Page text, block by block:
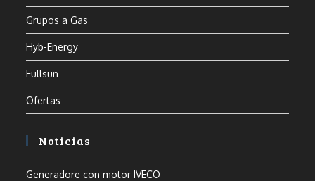
Grupos a Gas
Hyb-Energy
Fullsun
Ofertas
Noticias
Generadore con motor IVECO